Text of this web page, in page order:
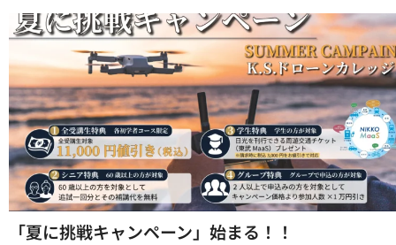
「夏に挑戦キャンペーン」始まる！！